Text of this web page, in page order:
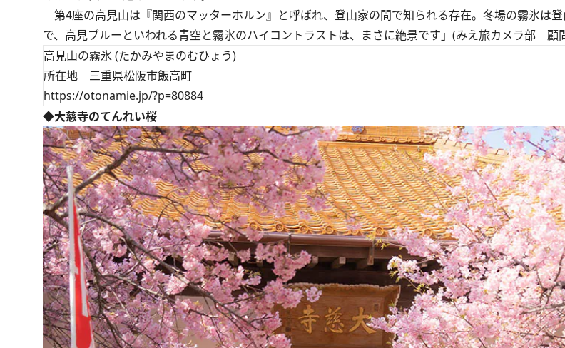
第4座の高見山は『関西のマッターホルン』と呼ばれ、登山家の間で知られる存在。冬場の霧氷は
で、高見ブルーといわれる青空と霧氷のハイコントラストは、まさに絶景です」(みえ旅カメラ部 顧
高見山の霧氷 (たかみやまのむひょう)
所在地 三重県松阪市飯高町
https://otonamie.jp/?p=80884
◆大慈寺のてんれい桜